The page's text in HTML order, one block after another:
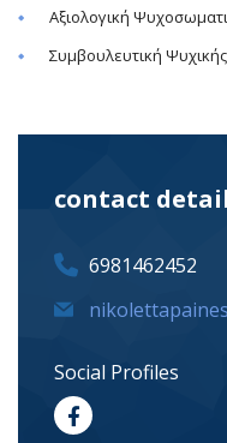
Αξιολογική
Συμβουλευτική
contact
6981462452
Social Profiles